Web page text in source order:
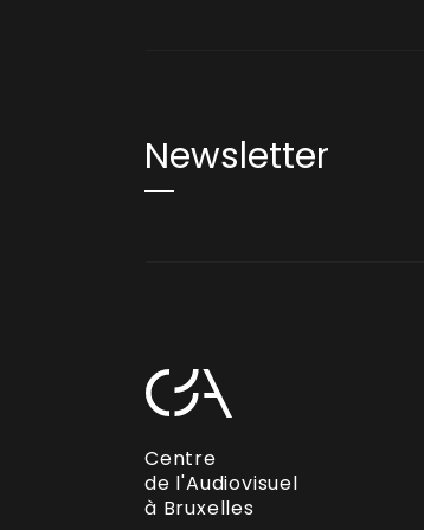
Newsletter
Centre
de l'Audiovisuel
à Bruxelles